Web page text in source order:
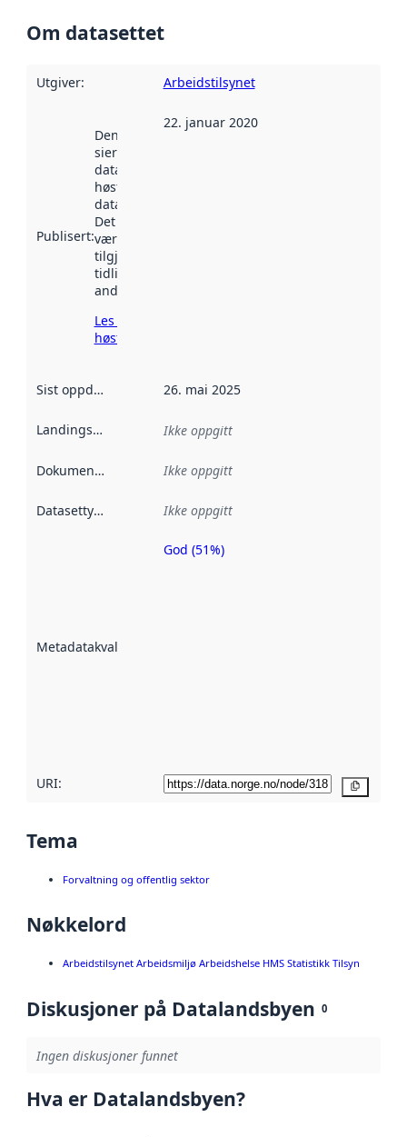
Om datasettet
Utgiver: Arbeidstilsynet
Publisert:
Denne datoen
sier når
datasettet ble
høstet av
data.norge.no.
Det kan ha
vært
tilgjengelig
tidligere
andre steder.
Les mer om
høsting her
22. januar 2020
Sist oppdatert 26. mai 2025
Landingsside Ikke oppgitt
Dokumentasjon Ikke oppgitt
Datasettype Ikke oppgitt
Metadatakvalitet
Metadatakvalitet
God (51%)
URI:
Tema
Forvaltning og offentlig sektor
Nøkkelord
Arbeidstilsynet Arbeidsmiljø Arbeidshelse HMS Statistikk Tilsyn
Diskusjoner på Datalandsbyen 0
Ingen diskusjoner funnet
Hva er Datalandsbyen?